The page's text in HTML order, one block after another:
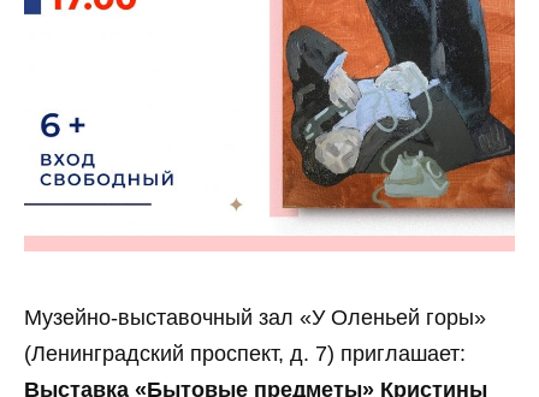
Музейно‑выставочный зал «У Оленьей горы»
(Ленинградский проспект, д. 7) приглашает:
Выставка «Бытовые предметы» Кристины